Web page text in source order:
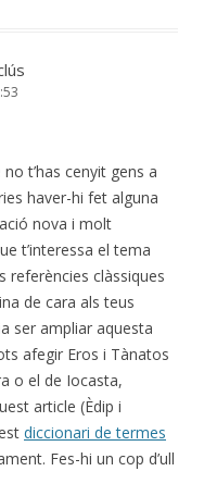
t’has cenyit gens a
haver-hi fet alguna
nova i molt
t’interessa el tema
referències clàssiques
de cara als teus
ser ampliar aquesta
afegir Eros i Tànatos
o el de Iocasta,
article (Èdip i
diccionari de termes
Fes-hi un cop d’ull